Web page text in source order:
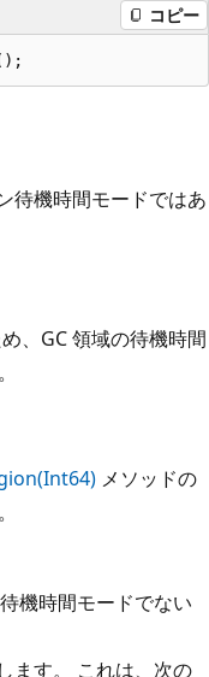
コピー
待機時間モードではあ
、GC 領域の待機時間
メソッドの
機時間モードでない
ます。 これは、次の